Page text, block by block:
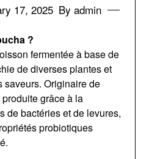
17, 2025 By admin
?
fermentée à base de
de diverses plantes et
saveurs. Originaire de
produite grâce à la
de bactéries et de levures,
probiotiques